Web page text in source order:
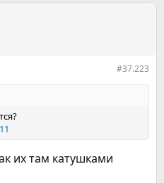
#37.223
их там катушками